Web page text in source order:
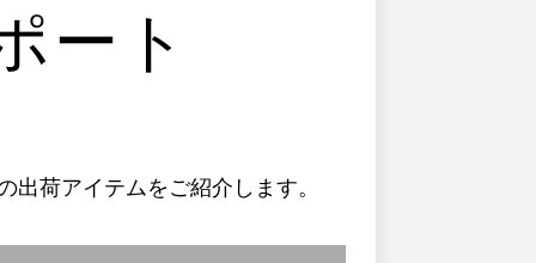
ート
荷アイテムをご紹介します。